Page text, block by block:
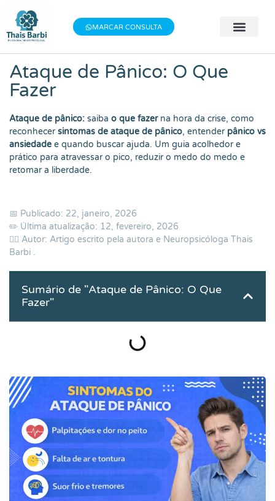
Baixe meu E-book gratuito "3 Técnicas do
Bem-estar"!
MARCAR CONSULTA
Ataque de Pânico: O Que
Fazer
Ataque de pânico: saiba o que fazerna hora da crise, como
reconhecersintomas de ataque de pânico, entender pânico vs
ansiedade e quando buscar ajuda. Um guia acolhedor e
prático para atravessar o pico, reduzir o medo do medo e
retomar a liberdade.
📅 Publicado: 22, janeiro, 2026
✏️ Última atualização: 12, fevereiro, 2026
👨‍⚕️ Autor: Artigo escrito pela autora e Neuropsicóloga Thais
Barbi .
Sumário de "Ataque de Pânico: O Que
Fazer"